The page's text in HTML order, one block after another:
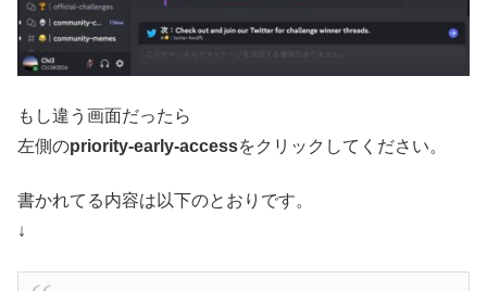
もし違う画面だったら
左側のpriority-early-accessをクリックしてください。
書かれてる内容は以下のとおりです。
↓